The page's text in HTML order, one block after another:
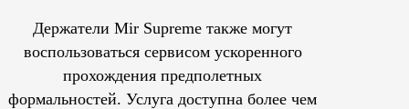
Держатели Mir Supreme также могут
воспользоваться сервисом ускоренного
прохождения предполетных
формальностей. Услуга доступна более чем